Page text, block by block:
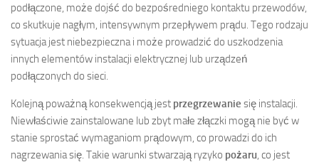
podłączone, może dojść do bezpośredniego kontaktu przewodów,
co skutkuje nagłym, intensywnym przepływem prądu. Tego rodzaju
sytuacja jest niebezpieczna i może prowadzić do uszkodzenia
innych elementów instalacji elektrycznej lub urządzeń
podłączonych do sieci.
Kolejną poważną konsekwencją jest przegrzewanie się instalacji.
Niewłaściwie zainstalowane lub zbyt małe złączki mogą nie być w
stanie sprostać wymaganiom prądowym, co prowadzi do ich
nagrzewania się. Takie warunki stwarzają ryzyko pożaru , co jest